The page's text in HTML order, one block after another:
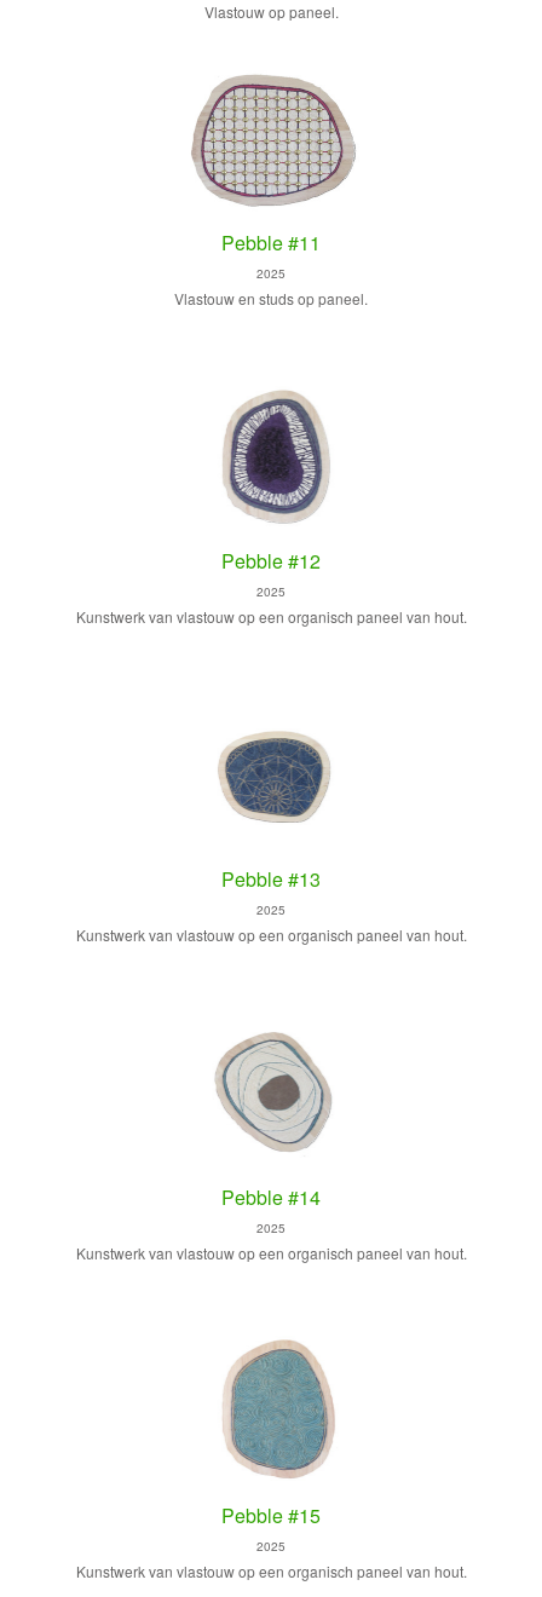
Vlastouw op paneel.
Pebble #11
2025
Vlastouw en studs op paneel.
Pebble #12
2025
Kunstwerk van vlastouw op een organisch paneel van hout.
Pebble #13
2025
Kunstwerk van vlastouw op een organisch paneel van hout.
Pebble #14
2025
Kunstwerk van vlastouw op een organisch paneel van hout.
Pebble #15
2025
Kunstwerk van vlastouw op een organisch paneel van hout.